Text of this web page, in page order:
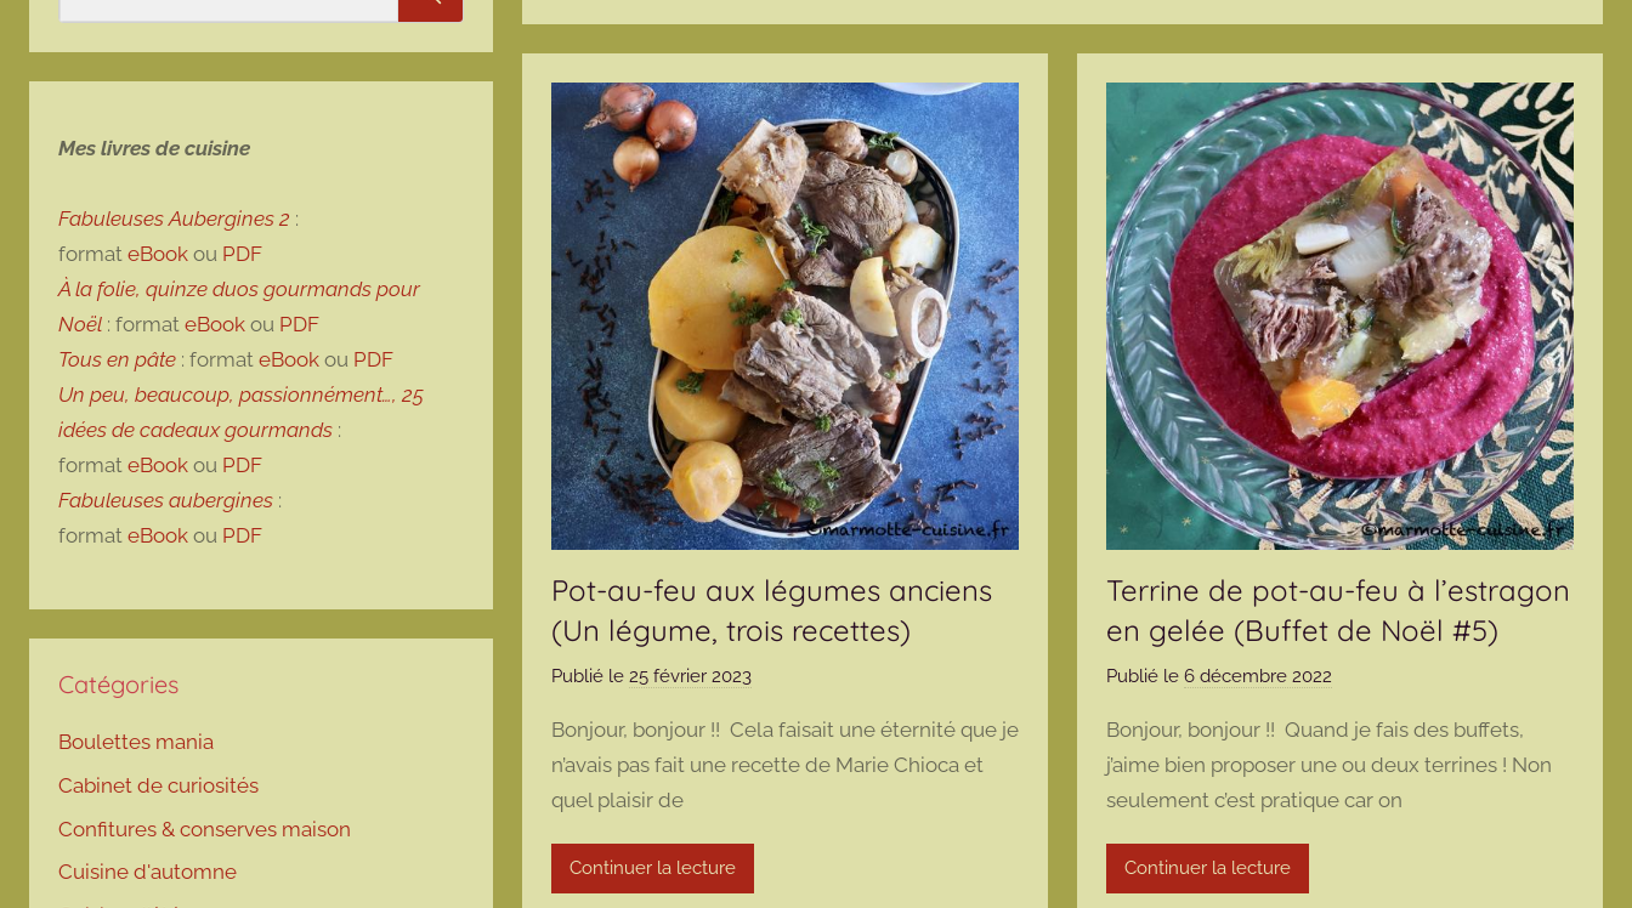
Pot-au-feu aux légumes anciens
(Un légume, trois recettes)
Publié le 25 février 2023p
r
m
o
Bonjour, bonjour !! Cela faisait une éternité que je
n’avais pas fait une recette de Marie Chioca et
quel plaisir de
Continuer la lecture
Terrine de pot-au-feu à l’estragon
en gelée (Buffet de Noël #5)
Publié le 6 décembre 2022
r
m
a
Bonjour, bonjour !! Quand je fais des buffets,
j’aime bien proposer une ou deux terrines ! Non
seulement c’est pratique car on
Continuer la lecture
Rechercher
Mes livres de cuisine
Fabuleuses Aubergines 2 :
format eBook ou PDF
À la folie, quinze duos gourmands pour
Noël : format eBook ou PDF
Tous en pâte : format eBook ou PDF
Un peu, beaucoup, passionnément…, 25
idées de cadeaux gourmands :
format eBook ou PDF
Fabuleuses aubergines :
format eBook ou PDF
Catégories
Boulettes mania
Cabinet de curiosités
Confitures & conserves maison
Cuisine d'automne